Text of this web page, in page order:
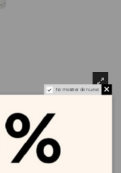
No mostrar de nuevo